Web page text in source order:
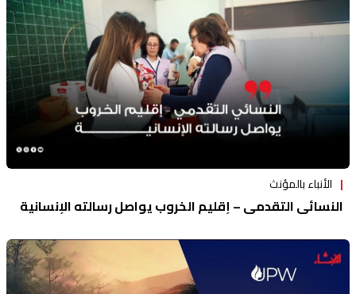
الأنباء بالمؤنث
النسائي التقدمي – إقليم الخروب يواصل رسالته الإنسانية